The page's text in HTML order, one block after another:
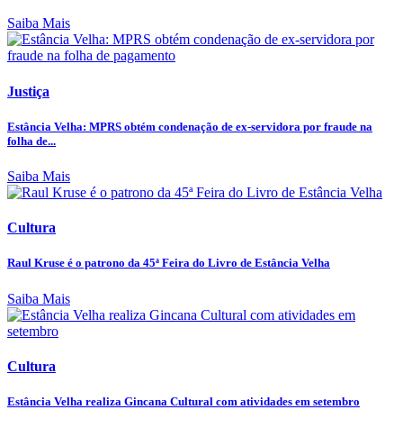
Saiba Mais
Justiça
Estância Velha: MPRS obtém condenação de ex-servidora por fraude na
folha de...
Saiba Mais
Cultura
Raul Kruse é o patrono da 45ª Feira do Livro de Estância Velha
Saiba Mais
Cultura
Estância Velha realiza Gincana Cultural com atividades em setembro